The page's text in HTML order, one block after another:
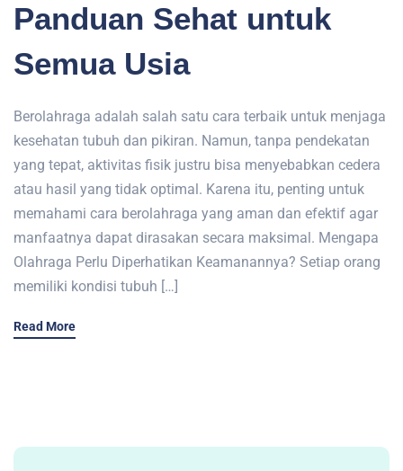
Panduan Sehat untuk
Semua Usia
Berolahraga adalah salah satu cara terbaik untuk menjaga
kesehatan tubuh dan pikiran. Namun, tanpa pendekatan
yang tepat, aktivitas fisik justru bisa menyebabkan cedera
atau hasil yang tidak optimal. Karena itu, penting untuk
memahami cara berolahraga yang aman dan efektif agar
manfaatnya dapat dirasakan secara maksimal. Mengapa
Olahraga Perlu Diperhatikan Keamanannya? Setiap orang
memiliki kondisi tubuh […]
Read More